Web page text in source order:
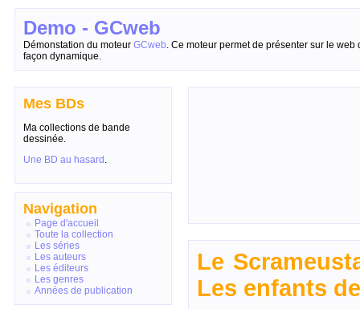
Demo - GCweb
Démonstation du moteur GCweb. Ce moteur permet de présenter sur le
façon dynamique.
Mes BDs
Ma collections de bande
dessinée.
Une BD au hasard .
Navigation
Page d'accueil
Toute la collection
Les séries
Les auteurs
Les éditeurs
Les genres
Années de publication
Le
Les enfants